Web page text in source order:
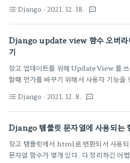
시 403 error CSRF verification
로 쳐봤다. 먼가 기본 기능하다가 막 오버라
싶은 욕구가 많은 뷰이긴 하다. 수정이라
상태를 바꾸거나, 어떤 작업을 해 주고 싶
폼 값만 바꾸기는 아쉽다. 아래 함수들 중에
골라서 overriding 해서 사용하기 바란다.
form_valid() form_invalid() 를 많이
다. from
https://dongsik93.github.io/til/
format_list_bulleted Django · 2021. 12. 18. textsms
Django update view 함수 오버라
기
장고 업데이트를 위해 UpdateView 를
할때 먼가를 바꾸기 위해서 사용자 기능을
겨두자. view 코드는 아래와 같다. 폼객체
수정을 가하고 싶다면 form_valid 오버
에서 instance 에 작업 하면 되겠다.
form_valid(self, form):
override") instance =
format_list_bulleted Django · 2021. 12. 8. textsms
Django 템플릿 문자열에 사용되는
장고 템플릿에서 html로 변환되서 사용되
문자열 함수가 몇개 있다. 다 정리하긴 어